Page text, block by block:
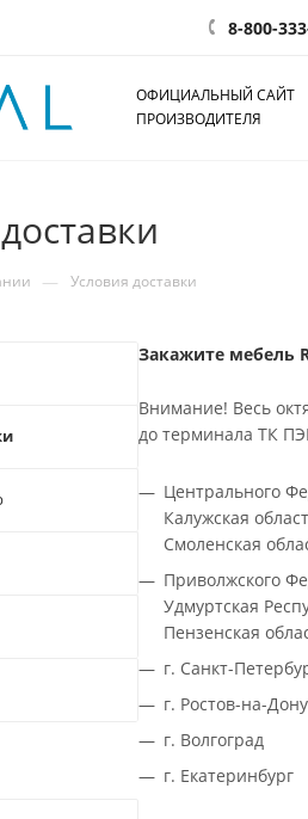
8-800-
ОФИЦИАЛЬНЫЙ САЙТ
ПРОИЗВОДИТЕЛЯ
— Условия доставки
Закажите мебель
Внимание! Весь
до терминала ТК
Центрального
Калужская
Смоленская
Приволжского
Удмуртская
Пензенская
г. Санкт-
г. Ростов-на-Дону
г. Волгоград
г. Екатеринбург